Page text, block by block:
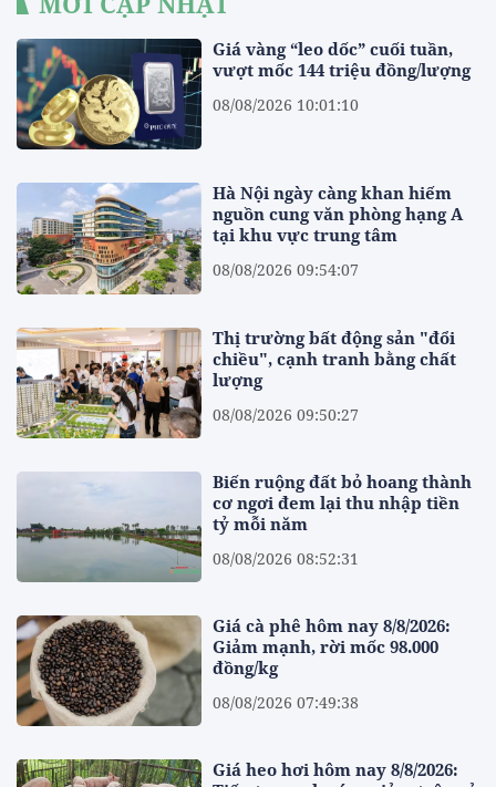
Giá vàng “leo dốc” cuối tuần,
vượt mốc 144 triệu đồng/lượng
08/08/2026 10:01:10
Hà Nội ngày càng khan hiếm
nguồn cung văn phòng hạng A
tại khu vực trung tâm
08/08/2026 09:54:07
Thị trường bất động sản "đổi
chiều", cạnh tranh bằng chất
lượng
08/08/2026 09:50:27
Biến ruộng đất bỏ hoang thành
cơ ngơi đem lại thu nhập tiền
tỷ mỗi năm
08/08/2026 08:52:31
Giá cà phê hôm nay 8/8/2026:
Giảm mạnh, rời mốc 98.000
đồng/kg
08/08/2026 07:49:38
Giá heo hơi hôm nay 8/8/2026: